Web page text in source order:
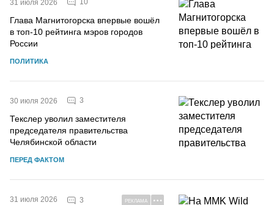
31 июля 2026 10
Глава Магнитогорска впервые вошёл
в топ-10 рейтинга мэров городов
России
ПОЛИТИКА
30 июля 2026 3
Текслер уволил заместителя
председателя правительства
Челябинской области
ПЕРЕД ФАКТОМ
31 июля 2026 3 РЕКЛАМА